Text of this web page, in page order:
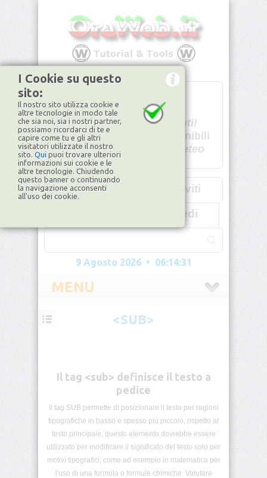
U - -
Spiacenti!
non disponibili
Dati meteo
©2026ilMeteo.it
Iscriviti
Accedi
9 Agosto 2026 • 06:14:33
MENU
HTML
HTML
Block
HTML5
<SUB>
Il tag <sub> definisce il testo a
pedice
Il tag SUB permette di posizionare il testo per ragioni
tipografiche in basso e spesso più piccolo, rispetto al
testo principale, questo elemento dovrebbe essere
utilizzato per modificare il significato del testo solo per
motivi tipografici, come ad esempio in matematica per
l'uso di una formula o formule chimiche. Valutare
I Cookie su questo
sito:
Il nostro sito utilizza cookie e
altre tecnologie in modo tale
che sia noi, sia i nostri partner,
possiamo ricordarci di te e
capire come tu e gli altri
visitatori utilizzate il nostro
sito. Qui puoi trovare ulteriori
informazioni sui cookie e le
altre tecnologie. Chiudendo
questo banner o continuando
la navigazione acconsenti
all'uso dei cookie.